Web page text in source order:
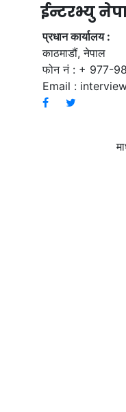
ईन्टरभ्यु
प्रधान कार्यालय :
काठमाडौं, नेपाल
फोन नं : + 977-
Email :